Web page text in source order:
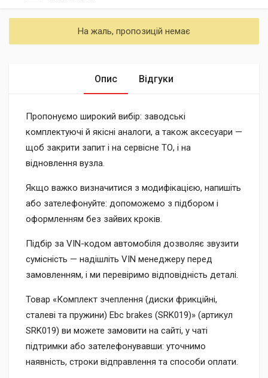
На жаль, пропозицій немає
Опис Відгуки
Пропонуємо широкий вибір: заводські
комплектуючі й якісні аналоги, а також аксесуари —
щоб закрити запит і на сервісне ТО, і на
відновлення вузла.
Якщо важко визначитися з модифікацією, напишіть
або зателефонуйте: допоможемо з підбором і
оформленням без зайвих кроків.
Підбір за VIN-кодом автомобіля дозволяє звузити
сумісність — надішліть VIN менеджеру перед
замовленням, і ми перевіримо відповідність деталі.
Товар «Комплект зчеплення (диски фрикційні,
сталеві та пружини) Ebc brakes (SRK019)» (артикул
SRK019) ви можете замовити на сайті, у чаті
підтримки або зателефонувавши: уточнимо
наявність, строки відправлення та способи оплати.